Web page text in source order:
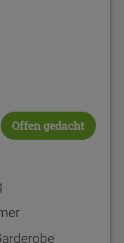
Offen gedacht